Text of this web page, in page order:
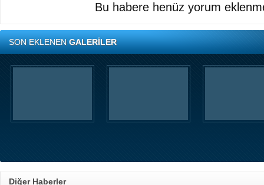
Bu habere henüz yorum
SON EKLENENGALERİLER
Diğer Haberler